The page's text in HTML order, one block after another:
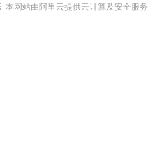
本网站由阿里云提供云计算及安全服务